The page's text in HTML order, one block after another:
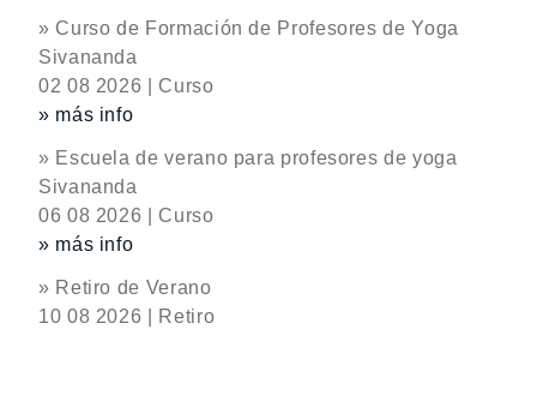
» Curso de Formación de Profesores de Yoga
Sivananda
02 08 2026 | Curso
» más info
» Escuela de verano para profesores de yoga
Sivananda
06 08 2026 | Curso
» más info
» Retiro de Verano
10 08 2026 | Retiro